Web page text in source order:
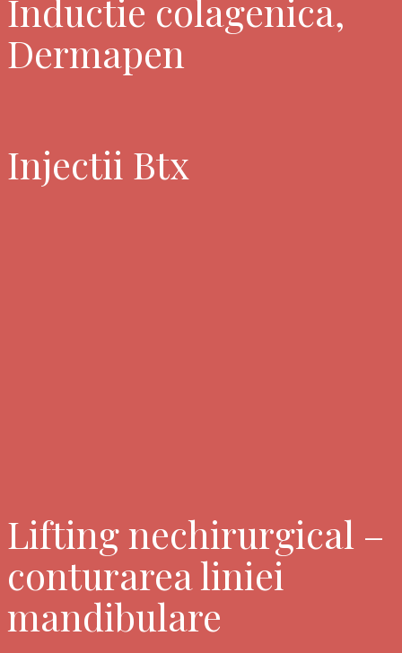
Inductie colagenica,
Dermapen
Injectii Btx
Lifting nechirurgical –
conturarea liniei
mandibulare